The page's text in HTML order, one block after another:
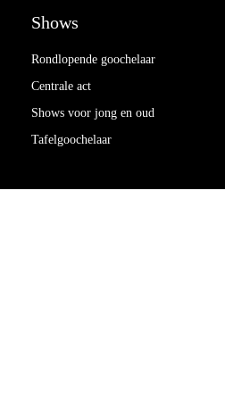
Shows
Rondlopende goochelaar
Centrale act
Shows voor jong en oud
Tafelgoochelaar